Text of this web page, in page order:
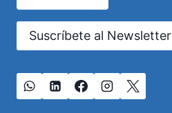
Suscríbete al Newsletter